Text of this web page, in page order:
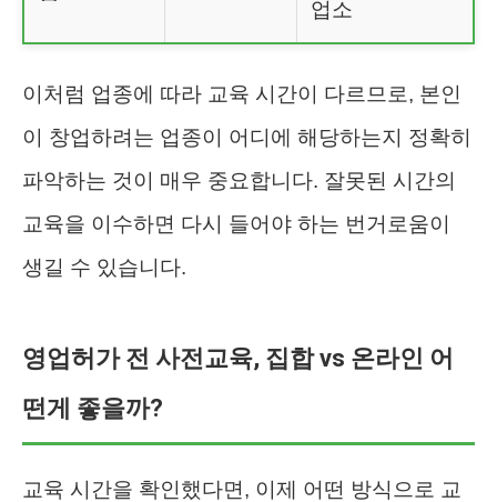
업소
이처럼 업종에 따라 교육 시간이 다르므로, 본인
이 창업하려는 업종이 어디에 해당하는지 정확히
파악하는 것이 매우 중요합니다. 잘못된 시간의
교육을 이수하면 다시 들어야 하는 번거로움이
생길 수 있습니다.
영업허가 전 사전교육, 집합 vs 온라인 어
떤게 좋을까?
교육 시간을 확인했다면, 이제 어떤 방식으로 교